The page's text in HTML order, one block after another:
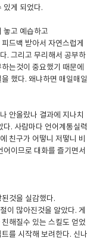
있게 되었다.
놓고 예습하고
드백 받아서 자연스럽게
. 그리고 무리해서 공부하
는것이 중요했기 때문에
했다. 왜냐하면 매일매일
안올랐나 결과에 지나치
. 사람마다 언어계통실력
친구가 어떻니 저떻니 비
이므로 대화를 즐기면서
것을 실감했다.
이 많아진것을 알았다. 게
해질수 있는 스킬도 얻었
를 시작해 보려한다. 신나